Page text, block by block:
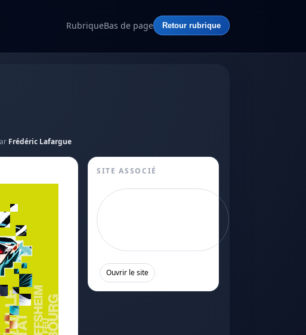
RubriqueBas de page Retour rubrique
Frédéric Lafargue
SITE ASSOCIÉ
Ouvrir le site